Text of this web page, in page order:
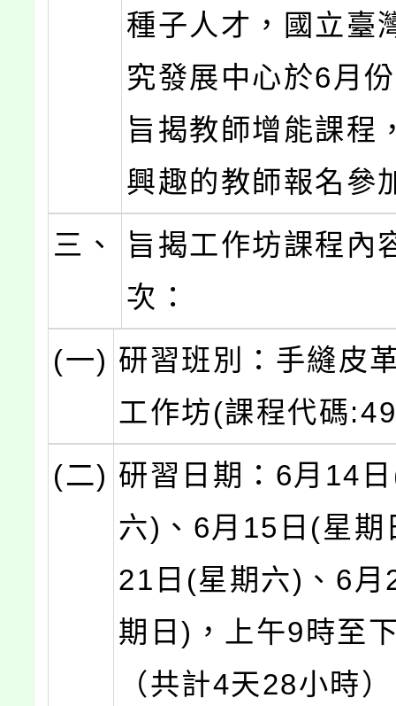
種子人才，國立臺
究發展中心於6月
旨揭教師增能課程
興趣的教師報名參
三、
旨揭工作坊課程內
次：
(一) 研習班別：手縫皮
工作坊(課程代碼
(二) 研習日期：6月14
六)、6月15日(星期
21日(星期六)、6月
期日)，上午9時至
（共計4天28小時）